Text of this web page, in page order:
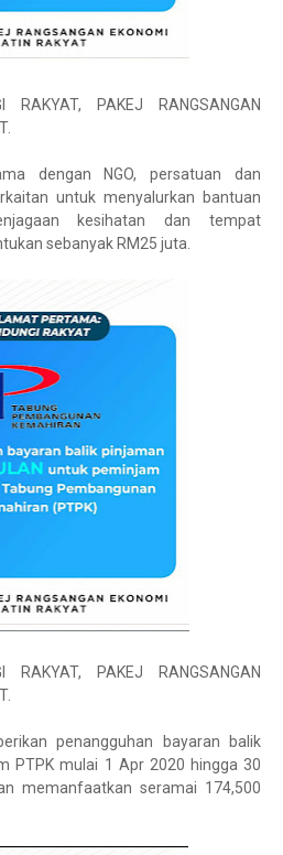
RAKYAT, PAKEJ RANGSANGAN
dengan NGO, persatuan dan
untuk menyalurkan bantuan
kesihatan dan tempat
sebanyak RM25 juta.
RAKYAT, PAKEJ RANGSANGAN
penangguhan bayaran balik
PTPK mulai 1 Apr 2020 hingga 30
memanfaatkan seramai 174,500